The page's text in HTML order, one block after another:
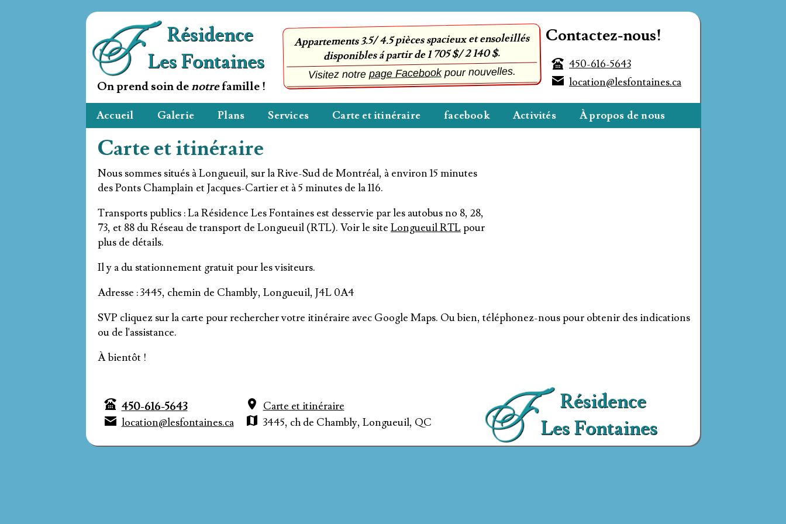
Résidence
Les Fontaines
Appartements 3.5/ 4.5 pièces spacieux et ensoleillés
disponibles á partir de 1 705 $/ 2 140 $.
Visitez notre page Facebookpour nouvelles.
Contactez-nous!
450-616-5643
location@lesfontaines.ca
On prend soin denotrefamille !
Accueil Galerie Plans Services Carte et itinéraire facebook Activités À propos de nous
Carte et itinéraire
Nous sommes situés à Longueuil, sur la Rive-Sud de Montréal, à environ 15 minutes
des Ponts Champlain et Jacques-Cartier et à 5 minutes de la 116.
Transports publics : La Résidence Les Fontaines est desservie par les autobus no 8, 28,
73, et 88 du Réseau de transport de Longueuil (RTL). Voir le site Longueuil RTLpour
plus de détails.
Il y a du stationnement gratuit pour les visiteurs.
Adresse : 3445, chemin de Chambly, Longueuil, J4L 0A4
SVP cliquez sur la carte pour rechercher votre itinéraire avec Google Maps. Ou bien, téléphonez-nous pour obtenir des indications
ou de l'assistance.
À bientôt !
450-616-5643
location@lesfontaines.ca
Carte et itinéraire
3445, ch de Chambly, Longueuil, QC
Résidence
Les Fontaines